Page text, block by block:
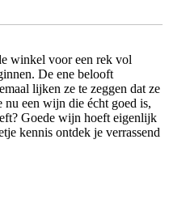
winkel voor een rek vol
De ene belooft
lijken ze te zeggen dat ze
nu een wijn die écht goed is,
Goede wijn hoeft eigenlijk
kennis ontdek je verrassend